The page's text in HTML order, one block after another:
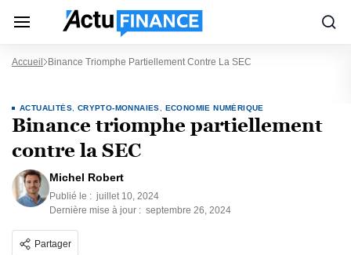
Accueil Binance Triomphe Partiellement Contre La SEC
ACTUALITÉS CRYPTO-MONNAIES ECONOMIE NUMÉRIQUE
Binance triomphe partiellement
contre la SEC
Michel Robert
Publié le : juillet 10, 2024
Dernière mise à jour : septembre 26, 2024
Partager